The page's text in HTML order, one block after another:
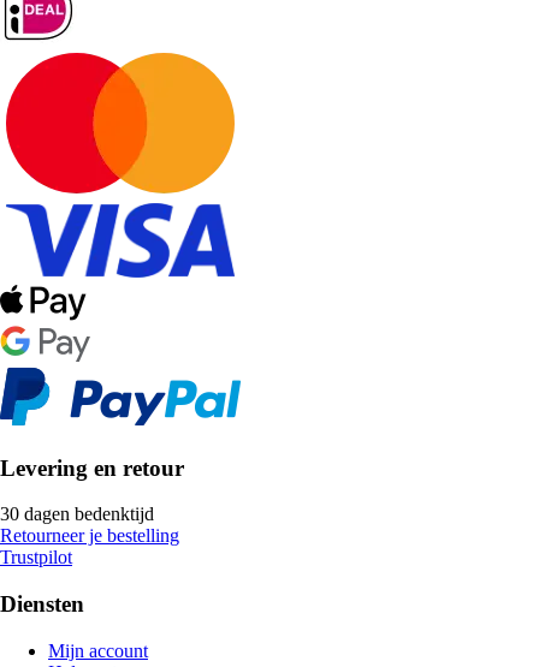
Levering en retour
30 dagen bedenktijd
Retourneer je bestelling
Trustpilot
Diensten
Mijn account